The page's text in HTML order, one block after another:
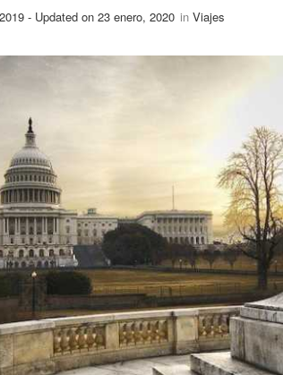
- Updated on 23 enero, 2020 in Viajes